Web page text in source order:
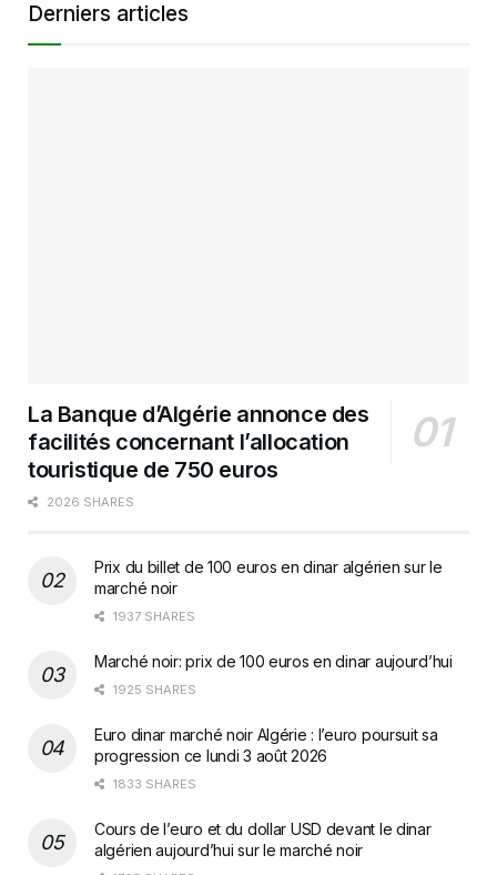
Derniers articles
La Banque d’Algérie annonce des
facilités concernant l’allocation
touristique de 750 euros
2026 SHARES
Prix du billet de 100 euros en dinar algérien sur le
marché noir
1937 SHARES
Marché noir: prix de 100 euros en dinar aujourd’hui
1925 SHARES
Euro dinar marché noir Algérie : l’euro poursuit sa
progression ce lundi 3 août 2026
1833 SHARES
Cours de l’euro et du dollar USD devant le dinar
algérien aujourd’hui sur le marché noir